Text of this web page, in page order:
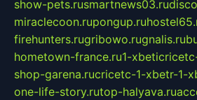
show-pets.rusmartnews03.ru
miraclecoon.rupongup.ru
firehunters.rugribowo.rugnalis.ru
hometown-france.ru1-
shop-garena.rucricetc-1-xbetr-1-
one-life-story.rutop-halyava.ru